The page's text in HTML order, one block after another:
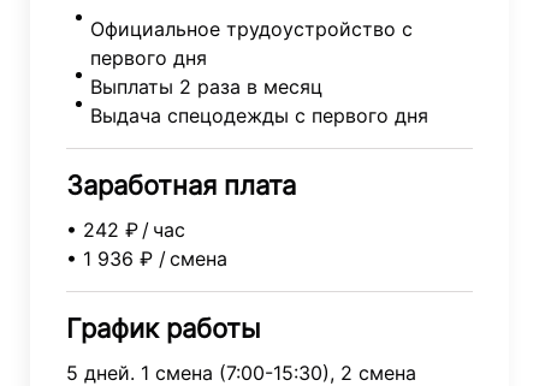
Официальное трудоустройство с
первого дня
Выплаты 2 раза в месяц
Выдача спецодежды с первого дня
Заработная плата
• 242 ₽ / час
• 1 936 ₽ / смена
График работы
5 дней. 1 смена (7:00-15:30), 2 смена